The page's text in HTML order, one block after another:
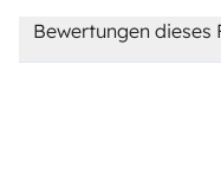
Bewertungen dieses